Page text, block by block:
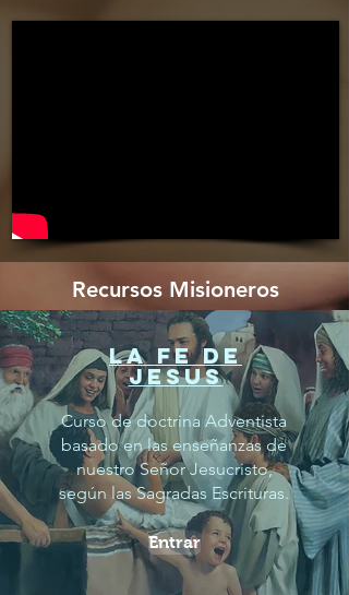
Recursos Misioneros
La fe de
Jesus
Curso de doctrina Adventista
basado en las enseñanzas de
nuestro Señor Jesucristo,
según las Sagradas Escrituras.
Entrar